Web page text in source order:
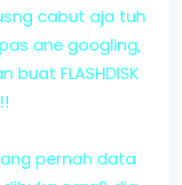
cabut aja tuh
pas ane googling,
FLASHDISK
pernah data